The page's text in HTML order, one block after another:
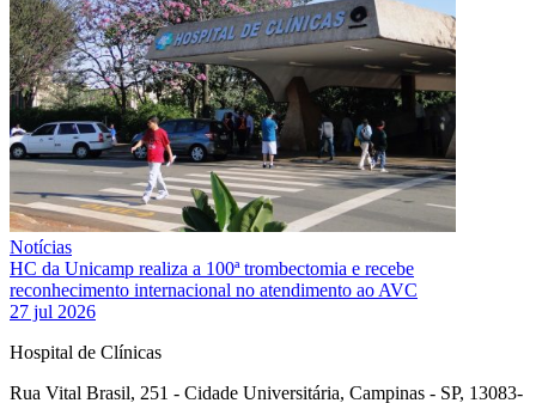
Notícias
HC da Unicamp realiza a 100ª trombectomia e recebe
reconhecimento internacional no atendimento ao AVC
27 jul 2026
Hospital de Clínicas
Rua Vital Brasil, 251 - Cidade Universitária, Campinas - SP, 13083-